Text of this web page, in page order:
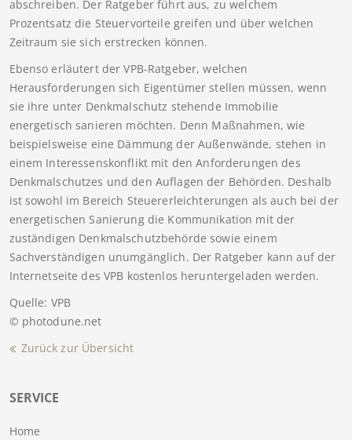
SERVICE
Home
abschreiben. Der Ratgeber führt aus, zu welchem
Prozentsatz die Steuervorteile greifen und über welchen
Zeitraum sie sich erstrecken können.
Ebenso erläutert der VPB-Ratgeber, welchen
Herausforderungen sich Eigentümer stellen müssen, wenn
sie ihre unter Denkmalschutz stehende Immobilie
energetisch sanieren möchten. Denn Maßnahmen, wie
beispielsweise eine Dämmung der Außenwände, stehen in
einem Interessenskonflikt mit den Anforderungen des
Denkmalschutzes und den Auflagen der Behörden. Deshalb
ist sowohl im Bereich Steuererleichterungen als auch bei der
energetischen Sanierung die Kommunikation mit der
zuständigen Denkmalschutzbehörde sowie einem
Sachverständigen unumgänglich. Der Ratgeber kann auf der
Internetseite des VPB kostenlos heruntergeladen werden.
Quelle: VPB
© photodune.net
Zurück zur Übersicht